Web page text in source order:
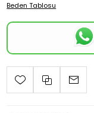
Beden Tablosu